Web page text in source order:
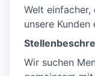
Welt
unsere
Wir suchen